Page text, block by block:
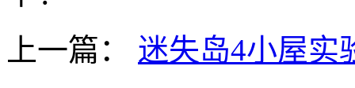
上一篇：
迷失岛4小屋实